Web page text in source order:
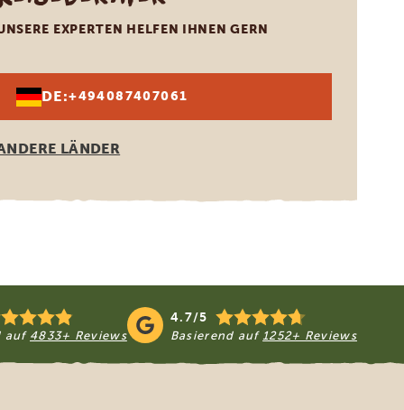
EXPERTEN HELFEN IHNEN GERN
DE:+494087407061
LÄNDER
auf 4833+ Reviews
4.7/5
Basierend auf 1252+ Reviews